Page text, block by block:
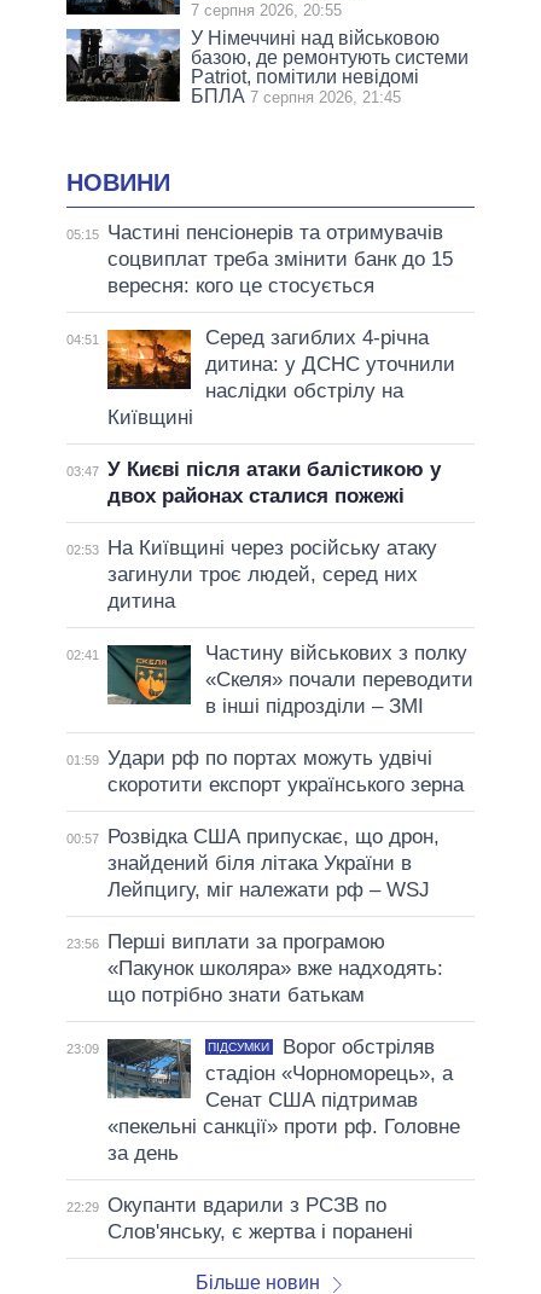
7 серпня 2026, 20:55
У Німеччині над військовою
базою, де ремонтують системи
Patriot, помітили невідомі
БПЛА 7 серпня 2026, 21:45
НОВИНИ
05:15
Частині пенсіонерів та отримувачів
соцвиплат треба змінити банк до 15
вересня: кого це стосується
04:51
Серед загиблих 4-річна
дитина: у ДСНС уточнили
наслідки обстрілу на
Київщині
03:47 У Києві після атаки балістикою у
двох районах сталися пожежі
02:53
На Київщині через російську атаку
загинули троє людей, серед них
дитина
02:41
Частину військових з полку
«Скеля» почали переводити
в інші підрозділи – ЗМІ
01:59 Удари рф по портах можуть удвічі
скоротити експорт українського зерна
00:57
Розвідка США припускає, що дрон,
знайдений біля літака України в
Лейпцигу, міг належати рф – WSJ
23:56
Перші виплати за програмою
«Пакунок школяра» вже надходять:
що потрібно знати батькам
23:09 ПІДСУМКИ
Ворог обстріляв
стадіон «Чорноморець», а
Сенат США підтримав
«пекельні санкції» проти рф. Головне
за день
22:29 Окупанти вдарили з РСЗВ по
Слов'янську, є жертва і поранені
Більше новин